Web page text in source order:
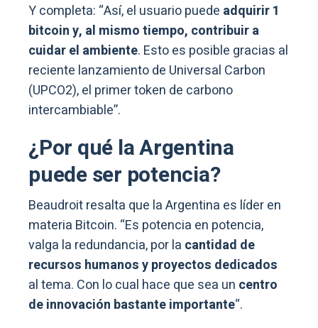
Y completa: “Así, el usuario puede adquirir 1
bitcoin y, al mismo tiempo, contribuir a
cuidar el ambiente. Esto es posible gracias al
reciente lanzamiento de Universal Carbon
(UPCO2), el primer token de carbono
intercambiable”.
¿Por qué la Argentina
puede ser potencia?
Beaudroit resalta que la Argentina es líder en
materia Bitcoin. “Es potencia en potencia,
valga la redundancia, por la cantidad de
recursos humanos y proyectos dedicados
al tema. Con lo cual hace que sea un centro
de innovación bastante importante“.